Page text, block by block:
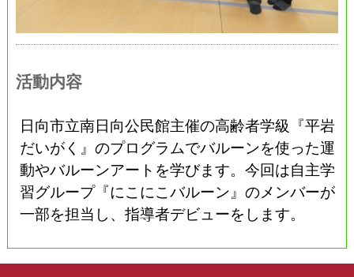
活動内容
日向市立南日向公民館主催の高齢者学級『平岩
だいがく』のプログラムでバルーンを使った運
動やバルーンアートを学びます。今回は自主学
習グループ『にこにこバルーン』のメンバーが
一部を担当し、指導者デビューをします。